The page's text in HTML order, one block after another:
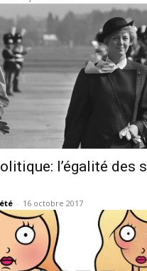
l’égalité des
- 16 octobre 2017